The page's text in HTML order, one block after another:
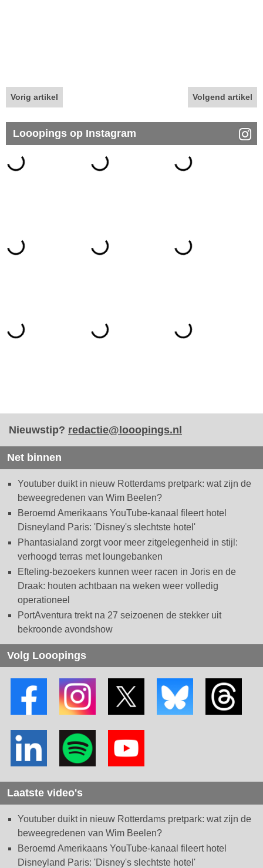
Vorig artikel Volgend artikel
Looopings op Instagram
Nieuwstip? redactie@looopings.nl
Net binnen
Youtuber duikt in nieuw Rotterdams pretpark: wat zijn de
beweegredenen van Wim Beelen?
Beroemd Amerikaans YouTube-kanaal fileert hotel
Disneyland Paris: 'Disney's slechtste hotel'
Phantasialand zorgt voor meer zitgelegenheid in stijl:
verhoogd terras met loungebanken
Efteling-bezoekers kunnen weer racen in Joris en de
Draak: houten achtbaan na weken weer volledig
operationeel
PortAventura trekt na 27 seizoenen de stekker uit
bekroonde avondshow
Volg Looopings
Laatste video's
Youtuber duikt in nieuw Rotterdams pretpark: wat zijn de
beweegredenen van Wim Beelen?
Beroemd Amerikaans YouTube-kanaal fileert hotel
Disneyland Paris: 'Disney's slechtste hotel'